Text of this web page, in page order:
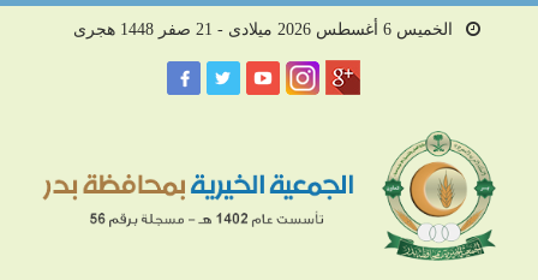
الخميس 6 أغسطس 2026 ميلادى - 21 صفر 1448 هجرى